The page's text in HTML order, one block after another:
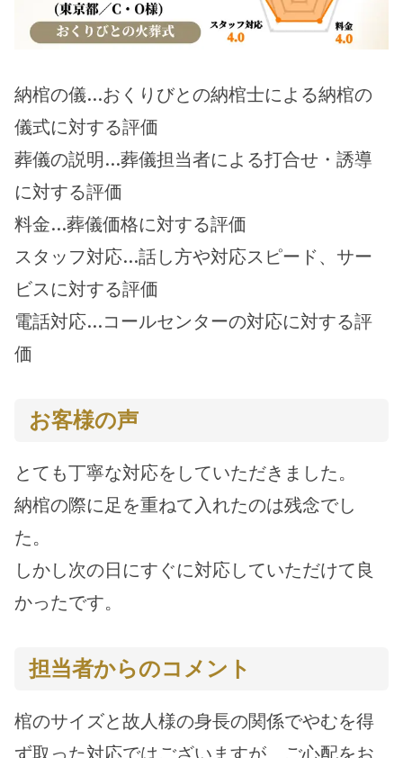
納棺の儀…おくりびとの納棺士による納棺の
儀式に対する評価
葬儀の説明…葬儀担当者による打合せ・誘導
に対する評価
料金…葬儀価格に対する評価
スタッフ対応…話し方や対応スピード、サー
ビスに対する評価
電話対応…コールセンターの対応に対する評
価
お客様の声
とても丁寧な対応をしていただきました。
納棺の際に足を重ねて入れたのは残念でし
た。
しかし次の日にすぐに対応していただけて良
かったです。
担当者からのコメント
棺のサイズと故人様の身長の関係でやむを得
ず取った対応ではございますが、ご心配をお